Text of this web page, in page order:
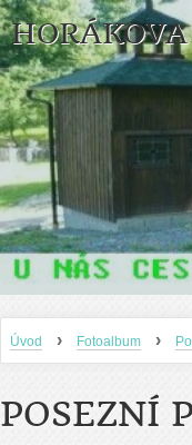
Úvod › Fotoalbum ›
POSEZNÍ